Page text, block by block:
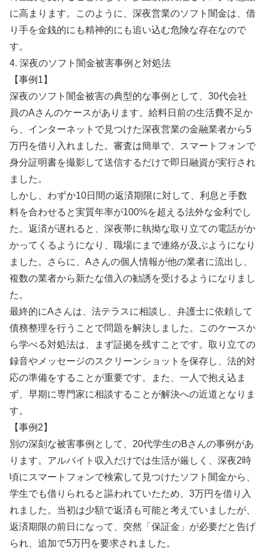
に高まります。このように、深夜営業のソフト闇金は、借
り手を金銭的にも精神的にも追い込む危険な存在なので
す。
4. 深夜のソフト闇金被害事例と対処法
【事例1】
深夜のソフト闇金被害の典型的な事例として、30代会社
員のAさんのケースがあります。給料日前の生活費不足か
ら、インターネットで見つけた深夜営業の金融業者から5
万円を借り入れました。審査は簡単で、スマートフォンで
身分証明書を撮影して送信するだけで即日融資が実行され
ました。
しかし、わずか10日間の返済期限に対して、利息と手数
料を合わせると実質年率が100%を超える法外な金利でし
た。返済が遅れると、深夜帯に執拗な取り立ての電話がか
かってくるようになり、職場にまで連絡が及ぶようになり
ました。さらに、Aさんの個人情報が他の業者に流出し、
複数の業者から新たな借入の勧誘を受けるようになりまし
た。
最終的にAさんは、法テラスに相談し、弁護士に依頼して
債務整理を行うことで問題を解決しました。このケースか
ら学べる対処法は、まず証拠を残すことです。取り立ての
録音やメッセージのスクリーンショットを保存し、法的対
応の準備をすることが重要です。また、一人で抱え込ま
ず、早期に専門家に相談することが解決への近道となりま
す。
【事例2】
別の深刻な被害事例として、20代学生のBさんの事例があ
ります。アルバイト収入だけでは生活が厳しく、深夜2時
頃にスマートフォンで検索して見つけたソフト闇金から、
学生でも借りられると謳われていたため、3万円を借り入
れました。当初は少額で返済も可能と考えていましたが、
返済期限の前日になって、突然「保証金」が必要だと告げ
られ、追加で5万円を要求されました。